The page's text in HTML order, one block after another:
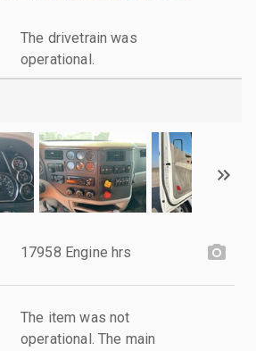
The drivetrain was
operational.
17958 Engine hrs
The item was not
operational. The main